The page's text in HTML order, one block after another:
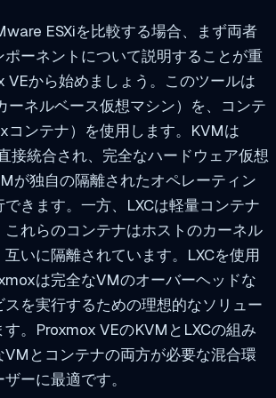
ESXiを比較する場合、まず両者
ーネントについて説明することが重
VEから始めましょう。このツールは
ーネルベース仮想マシン）を、コンテ
コンテナ）を使用します。KVMは
接統合され、完全なハードウェア仮想
が独自の隔離されたオペレーティン
きます。一方、LXCは軽量コンテナ
これらのコンテナはホストのカーネル
いに隔離されています。LXCを使用
は完全なVMのオーバーヘッドな
スを実行するための理想的なソリュー
。Proxmox VEのKVMとLXCの組み
とコンテナの両方が必要な混合環
ーに最適です。